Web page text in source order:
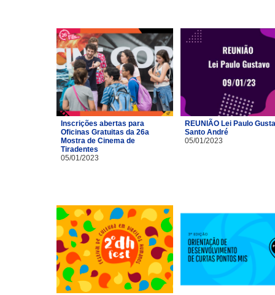
Inscrições abertas para
Oficinas Gratuitas da 26a
Mostra de Cinema de
Tiradentes
05/01/2023
REUNIÃO Lei Paulo
Santo André
05/01/2023